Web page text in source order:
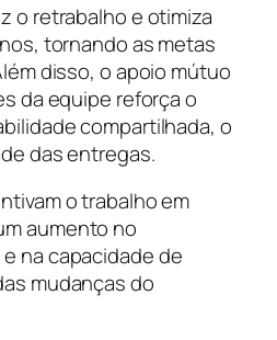
o retrabalho e otimiza
tornando as metas
disso, o apoio mútuo
da equipe reforça o
compartilhada, o
das entregas.
o trabalho em
aumento no
na capacidade de
mudanças do